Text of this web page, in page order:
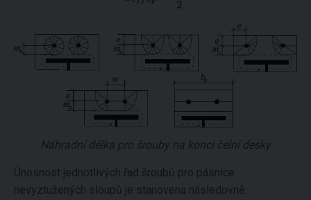
Náhradní délka pro šrouby na konci čelní desky
Únosnost jednotlivých řad šroubů pro pásnice
nevyztužených sloupů je stanovena následovně: